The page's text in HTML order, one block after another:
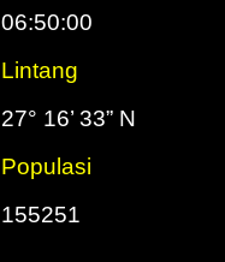
06:50:00
Lintang
27° 16’ 33” N
Populasi
155251